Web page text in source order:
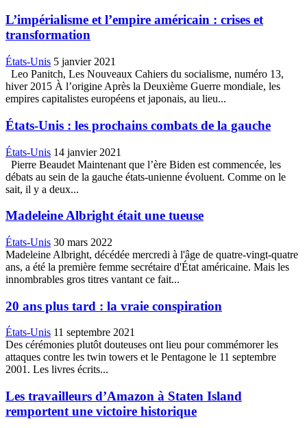
L’impérialisme et l’empire américain : crises et
transformation
États-Unis 5 janvier 2021
Leo Panitch, Les Nouveaux Cahiers du socialisme, numéro 13,
hiver 2015 À l’origine Après la Deuxième Guerre mondiale, les
empires capitalistes européens et japonais, au lieu...
États-Unis : les prochains combats de la gauche
États-Unis 14 janvier 2021
Pierre Beaudet Maintenant que l’ère Biden est commencée, les
débats au sein de la gauche états-unienne évoluent. Comme on le
sait, il y a deux...
Madeleine Albright était une tueuse
États-Unis 30 mars 2022
Madeleine Albright, décédée mercredi à l'âge de quatre-vingt-quatre
ans, a été la première femme secrétaire d'État américaine. Mais les
innombrables gros titres vantant ce fait...
20 ans plus tard : la vraie conspiration
États-Unis 11 septembre 2021
Des cérémonies plutôt douteuses ont lieu pour commémorer les
attaques contre les twin towers et le Pentagone le 11 septembre
2001. Les livres écrits...
Les travailleurs d’Amazon à Staten Island
remportent une victoire historique